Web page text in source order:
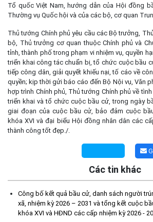
Tổ quốc Việt Nam, hướng dẫn của Hội đồng
Thường vụ Quốc hội và của các bộ, cơ quan
Thủ tướng Chính phủ yêu cầu các Bộ trưởng,
bộ, Thủ trưởng cơ quan thuộc Chính phủ và
tỉnh, thành phố trong phạm vi nhiệm vụ, quyền
triển khai công tác chuẩn bị, tổ chức cuộc bầu
tiếp công dân, giải quyết khiếu nại, tố cáo về
quyền; kịp thời gửi báo cáo đến Bộ Nội vụ, Văn
hợp trình Chính phủ, Thủ tướng Chính phủ về
triển khai và tổ chức cuộc bầu cử, trong ngày
giai đoạn của cuộc bầu cử, bảo đảm cuộc
khóa XVI và đại biểu Hội đồng nhân dân các
thành công tốt đẹp./.
Các tin khác
Công bố kết quả bầu cử, danh sách người
xã, nhiệm kỳ 2026 – 2031 và tổng kết cuộc
khóa XVI và HĐND các cấp nhiệm kỳ 2026 -
Kế hoạch Tổ chức lấy mẫu hài cốt liệt sĩ đối
xác định được thông tin trong nghĩa trang
Ea Súp để giám định AND